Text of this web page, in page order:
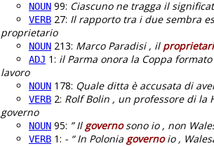
NOUN 99: Ciascuno ne tragga il
VERB 27: Il rapporto tra i due sembra
proprietario
NOUN 213: Marco Paradisi , il
ADJ 1: il Parma onora la Coppa
lavoro
NOUN 178: Quale ditta è accusata di
VERB 2: Rolf Bolin , un professore di la
governo
NOUN 95: ” Ilgovernosono io , non
VERB 1: - “ In Polonia governoio ,